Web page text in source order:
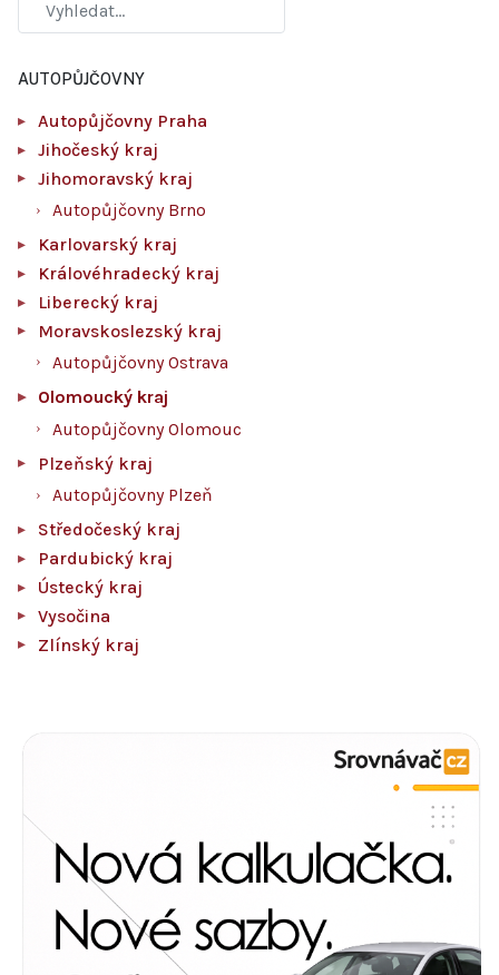
AUTOPŮJČOVNY
Autopůjčovny Praha
Jihočeský kraj
Jihomoravský kraj
Autopůjčovny Brno
Karlovarský kraj
Královéhradecký kraj
Liberecký kraj
Moravskoslezský kraj
Autopůjčovny Ostrava
Olomoucký kraj
Autopůjčovny Olomouc
Plzeňský kraj
Autopůjčovny Plzeň
Středočeský kraj
Pardubický kraj
Ústecký kraj
Vysočina
Zlínský kraj